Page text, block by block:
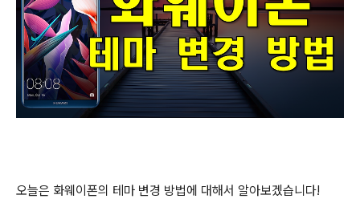
오늘은 화웨이폰의 테마 변경 방법에 대해서 알아보겠습니다!